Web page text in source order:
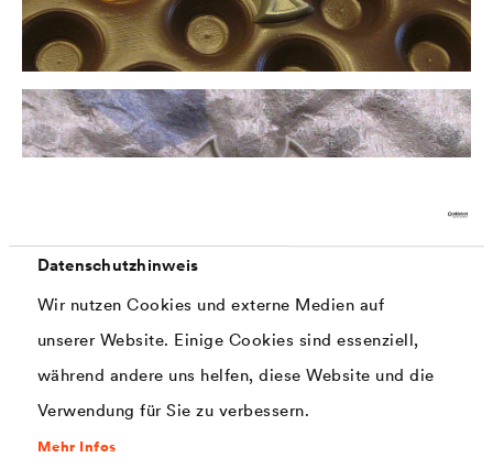
Datenschutzhinweis
Wir nutzen Cookies und externe Medien auf
unserer Website. Einige Cookies sind essenziell,
während andere uns helfen, diese Website und die
Verwendung für Sie zu verbessern.
Mehr Infos
À gauche :
DELTA®-MS,DELTA® -MS DRAIN : petite croix vers la
paroi (petite croix dans une alvéole pour le